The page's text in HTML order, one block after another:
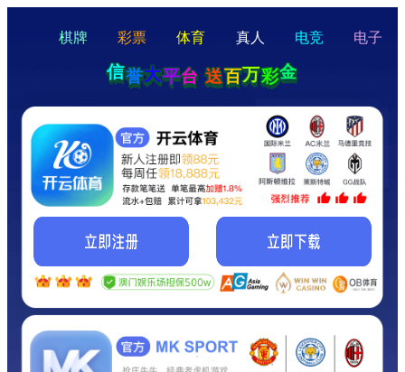
hello
Hey Guys!